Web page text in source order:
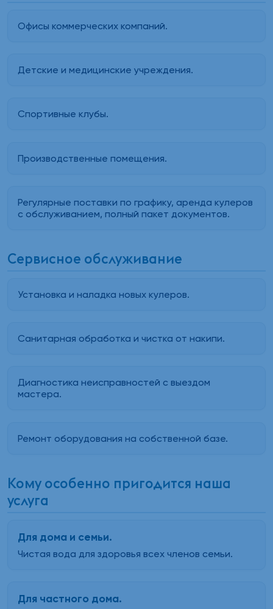
Офисы коммерческих компаний.
Детские и медицинские учреждения.
Спортивные клубы.
Производственные помещения.
Регулярные поставки по графику, аренда кулеров
с обслуживанием, полный пакет документов.
Сервисное обслуживание
Установка и наладка новых кулеров.
Санитарная обработка и чистка от накипи.
Диагностика неисправностей с выездом
мастера.
Ремонт оборудования на собственной базе.
Кому особенно пригодится наша
услуга
Для дома и семьи.
Чистая вода для здоровья всех членов семьи.
Для частного дома.